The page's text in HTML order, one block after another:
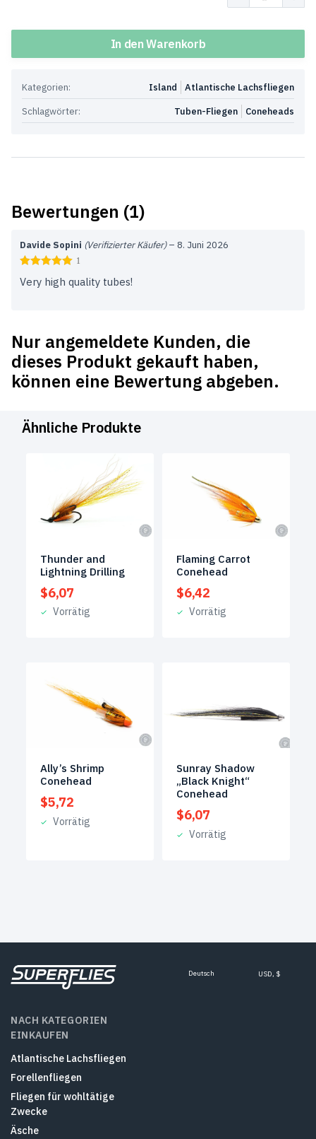
In den Warenkorb
Kategorien: Atlantische Lachsfliegen
Island
Schlagwörter:
Coneheads
Tuben-Fliegen
Bewertungen (1)
1
Davide Sopini (Verifizierter Käufer) – 8. Juni 2026
Very high quality tubes!
Nur angemeldete Kunden, die
dieses Produkt gekauft haben,
können eine Bewertung abgeben.
Ähnliche Produkte
Thunder and
Lightning Drilling
$6,07
Vorrätig
Flaming Carrot
Conehead
$6,42
Vorrätig
Ally’s Shrimp
Conehead
$5,72
Vorrätig
Sunray Shadow
„Black Knight“
Conehead
$6,07
Vorrätig
Deutsch USD, $
NACH KATEGORIEN
EINKAUFEN
Atlantische Lachsfliegen
Forellenfliegen
Fliegen für wohltätige
Zwecke
Äsche